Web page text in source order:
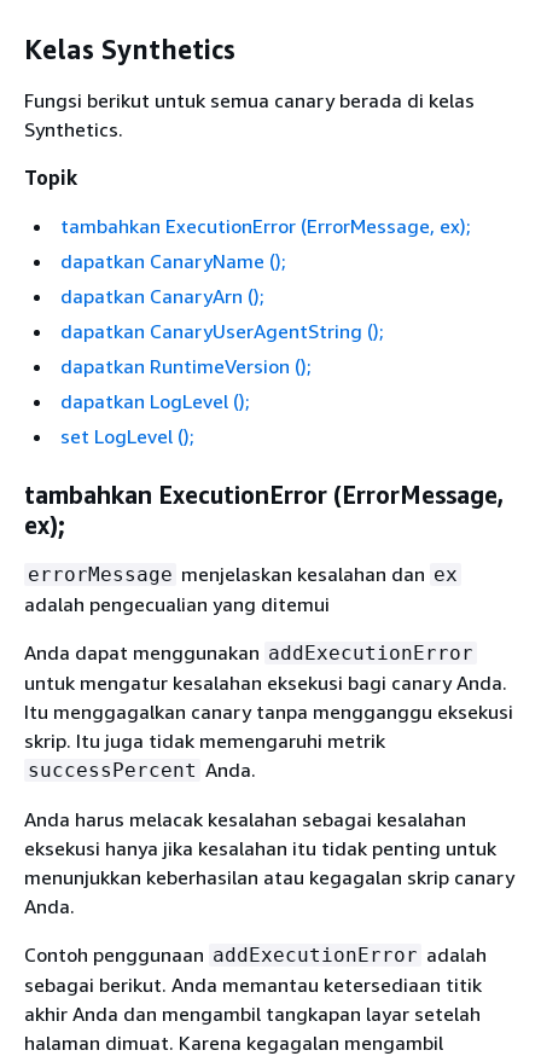
Kelas Synthetics
Fungsi berikut untuk semua canary berada di kelas
Synthetics.
Topik
tambahkan ExecutionError (ErrorMessage, ex);
dapatkan CanaryName ();
dapatkan CanaryArn ();
dapatkan CanaryUserAgentString ();
dapatkan RuntimeVersion ();
dapatkan LogLevel ();
set LogLevel ();
tambahkan ExecutionError (ErrorMessage,
ex);
errorMessage menjelaskan kesalahan dan ex
adalah pengecualian yang ditemui
Anda dapat menggunakan addExecutionError
untuk mengatur kesalahan eksekusi bagi canary Anda.
Itu menggagalkan canary tanpa mengganggu eksekusi
skrip. Itu juga tidak memengaruhi metrik
successPercent Anda.
Anda harus melacak kesalahan sebagai kesalahan
eksekusi hanya jika kesalahan itu tidak penting untuk
menunjukkan keberhasilan atau kegagalan skrip canary
Anda.
Contoh penggunaan addExecutionError adalah
sebagai berikut. Anda memantau ketersediaan titik
akhir Anda dan mengambil tangkapan layar setelah
halaman dimuat. Karena kegagalan mengambil